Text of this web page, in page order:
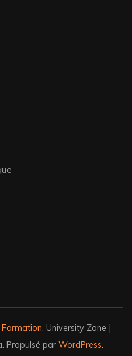
. University Zone |
. Propulsé par WordPress.